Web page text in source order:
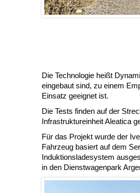
Die Technologie heißt
eingebaut sind, zu einem
Einsatz geeignet ist.
Die Tests finden auf der
Infrastruktureinheit Aleatica
Für das Projekt wurde der
Fahrzeug basiert auf dem
Induktionsladesystem
in den Dienstwagenpark